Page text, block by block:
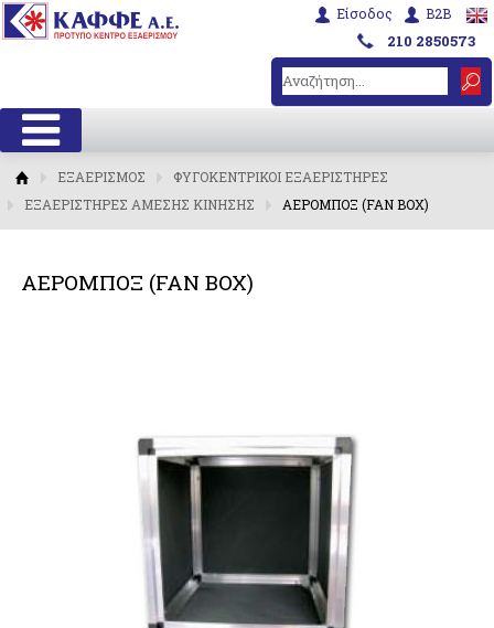
B2B
Είσοδος
210 2850573
ΕΞΑΕΡΙΣΜΟΣ
ΦΥΓΟΚΕΝΤΡΙΚΟΙ ΕΞΑΕΡΙΣΤΗΡΕΣ
ΕΞΑΕΡΙΣΤΗΡΕΣ ΑΜΕΣΗΣ ΚΙΝΗΣΗΣ
ΑΕΡΟΜΠΟΞ (FAN BOX)
ΑΕΡΟΜΠΟΞ (FAN BOX)